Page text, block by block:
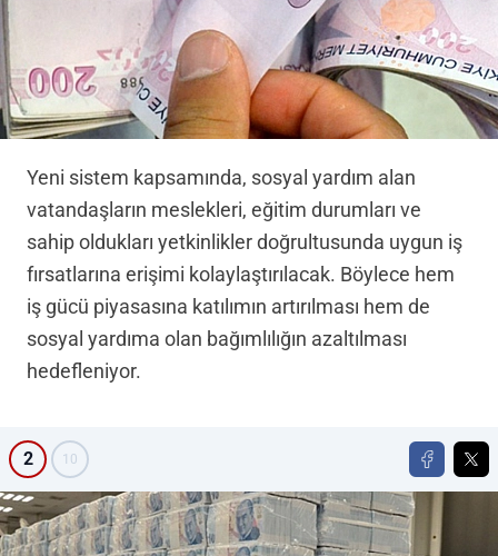
Yeni sistem kapsamında, sosyal yardım alan
vatandaşların meslekleri, eğitim durumları ve
sahip oldukları yetkinlikler doğrultusunda uygun iş
fırsatlarına erişimi kolaylaştırılacak. Böylece hem
iş gücü piyasasına katılımın artırılması hem de
sosyal yardıma olan bağımlılığın azaltılması
hedefleniyor.
2 10